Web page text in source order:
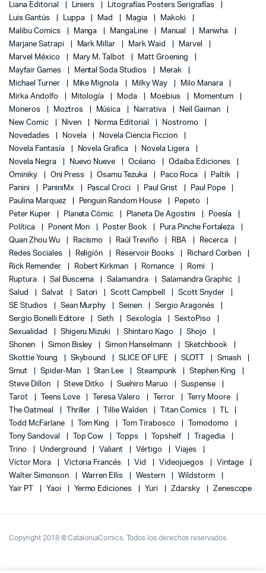
Liana Editorial
Liniers
Litografías Posters Serigrafías
Luis Gantús
Luppa Mad Magia
Makoki
Malibu Comics
Manga MangaLine Manual
Manwha
Marjane Satrapi
Mark Millar Mark Waid
Marvel
Marvel México
Mary M. Talbot
Matt Groening
Mayfair Games
Mental Soda Studios
Merak
Michael Turner
Mike Mignola Milky Way
Milo Manara
Mirka Andolfo
Mitología Moda Moebius
Momentum
Moneros
Moztros Música Narrativa
Neil Gaiman
New Comic
Niven Norma Editorial
Nostromo
Novedades
Novela
Novela Ciencia Ficcion
Novela Fantasía
Novela Grafica
Novela Ligera
Novela Negra
Nuevo Nueve Océano
Odaiba Ediciones
Ominiky
Oni Press Osamu Tezuka Paco Roca
Paltik
Panini
PaniniMx Pascal Croci Paul Grist
Paul Pope
Paulina Marquez
Penguin Random House
Pepeto
Peter Kuper
Planeta Cómic Planeta De Agostini
Poesía
Política
Ponent Mon Poster Book
Pura Pinche Fortaleza
Quan Zhou Wu
Racismo Raúl Treviño RBA
Recerca
Redes Sociales
Religión Reservoir Books
Richard Corben
Rick Remender
Robert Kirkman Romance
Romi
Ruptura
Sal Buscema Salamandra
Salamandra Graphic
Salud
Salvat Satori Scott Campbell
Scott Snyder
SE Studios
Sean Murphy Seinen
Sergio Aragonés
Sergio Bonelli Editore
Seth Sexología
SextoPiso
Sexualidad
Shigeru Mizuki Shintaro Kago
Shojo
Shonen
Simon Bisley Simon Hanselmann
Sketchbook
Skottie Young
Skybound SLICE OF LIFE SLOTT
Smash
Smut
Spider-Man Stan Lee Steampunk
Stephen King
Steve Dillon
Steve Ditko Suehiro Maruo
Suspense
Tarot
Teens Love Teresa Valero Terror
Terry Moore
The Oatmeal
Thriller Tillie Walden Titan Comics
TL
Todd McFarlane
Tom King Tom Tirabosco
Tomodomo
Tony Sandoval
Top Cow Topps Topshelf
Tragedia
Trino
Underground Valiant Vértigo
Viajes
Víctor Mora
Victoria Francés Vid Videojuegos
Vintage
Walter Simonson
Warren Ellis Western
Wildstorm
Yair PT
Yaoi Yermo Ediciones Yuri Zdarsky Zenescope
Copyright 2018 © CataloniaComics. Todos los derechos reservados